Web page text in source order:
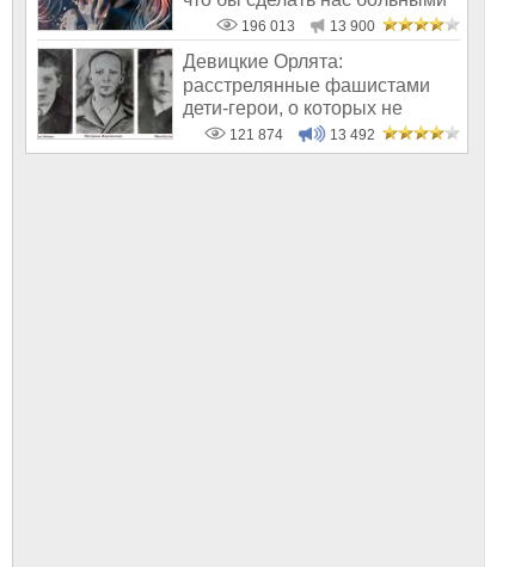
и бесплодным
196 013 13 900
Девицкие Орлята:
расстрелянные фашистами
дети-герои, о которых не
рассказывают в шк
121 874 13 492